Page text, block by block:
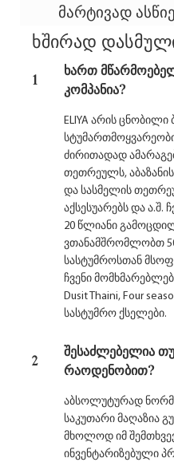
მარტივად
ხშირად
1
ხართ
კომპანია?
ELIYA არის ცნობილი
ძირითადად
თეთრეულს,
და სასმელის
აქსესუარებს და ა.შ.
20 წლიანი
ვთანამშრომლობთ
სასტუმროსთან
ჩვენი
Dusit Thaini, Four
სასტუმრო ქსელები.
2
შესაძლებელია
რაოდენობით?
აბსოლუტურად
საკუთარი მაღაზია
მხოლოდ იმ
ინვენტარიზებული